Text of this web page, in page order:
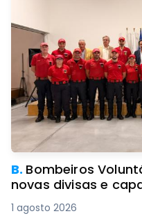
B. Bombeiros
novas divisas e
1 agosto 2026